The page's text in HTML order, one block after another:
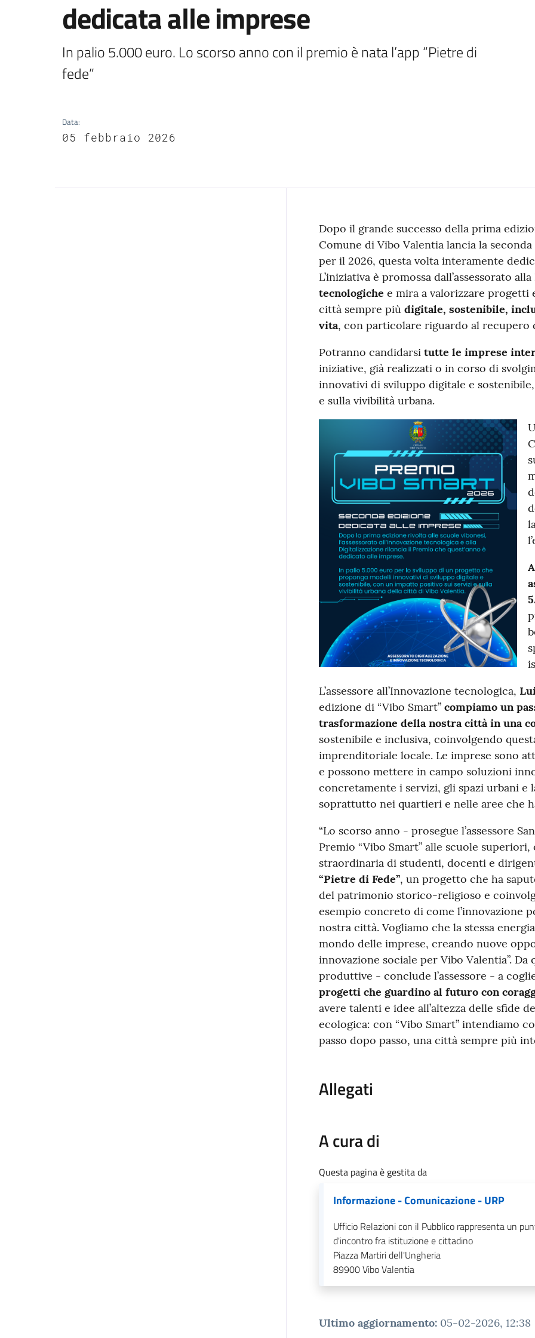
dedicata alle imprese
In palio 5.000 euro. Lo scorso anno con il premio è nata l’app “Pietre di
fede”
Data:
05 febbraio 2026
Contenuto
Dopo il grande successo della prima
Comune di Vibo Valentia lancia la
per il 2026, questa volta interamente
L’iniziativa è promossa dall’assessorato alla
tecnologiche e mira a valorizzare progetti
città sempre più digitale, sostenibile,
vita, con particolare riguardo al recupero
Potranno candidarsi tutte le imprese
iniziative, già realizzati o in corso di
innovativi di sviluppo digitale e
e sulla vivibilità urbana.
L’assessore all’Innovazione tecnologica,
edizione di “Vibo Smart” compiamo un
trasformazione della nostra città in una
sostenibile e inclusiva, coinvolgendo
imprenditoriale locale. Le imprese sono
e possono mettere in campo soluzioni
concretamente i servizi, gli spazi urbani e
soprattutto nei quartieri e nelle aree che
“Lo scorso anno - prosegue l’assessore
Premio “Vibo Smart” alle scuole
straordinaria di studenti, docenti e
“Pietre di Fede”, un progetto che ha
del patrimonio storico-religioso e
esempio concreto di come l’innovazione
nostra città. Vogliamo che la stessa
mondo delle imprese, creando nuove
innovazione sociale per Vibo Valentia”. Da
produttive - conclude l’assessore - a
progetti che guardino al futuro con
avere talenti e idee all’altezza delle sfide
ecologica: con “Vibo Smart” intendiamo
passo dopo passo, una città sempre più
Allegati
A cura di
Questa pagina è gestita da
Informazione - Comunicazione - URP
Ufficio Relazioni con il Pubblico rappresenta un
d'incontro fra istituzione e cittadino
Piazza Martiri dell'Ungheria
89900Vibo Valentia
Ultimo aggiornamento: 05-02-2026, 12:38